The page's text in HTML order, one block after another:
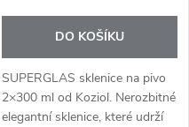
DO KOŠÍKU
SUPERGLAS sklenice na pivo
2×300 ml od Koziol. Nerozbitné
elegantní sklenice, které udrží